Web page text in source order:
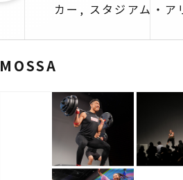
カー, スタジアム・
MOSSA